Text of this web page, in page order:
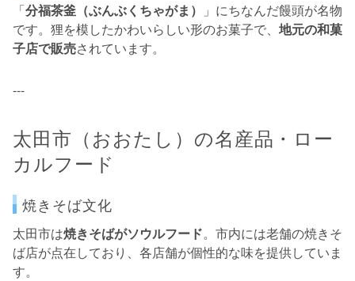
「分福茶釜（ぶんぶくちゃがま）
」にちなんだ饅頭が名物
です。狸を模したかわいらしい形のお菓子で、 地元の和菓
子店で販売されています。
---
太田市（おおたし）の名産品・ロー
カルフード
焼きそば文化
太田市は焼きそばがソウルフード。市内には老舗の焼きそ
ば店が点在しており、各店舗が個性的な味を提供していま
す。